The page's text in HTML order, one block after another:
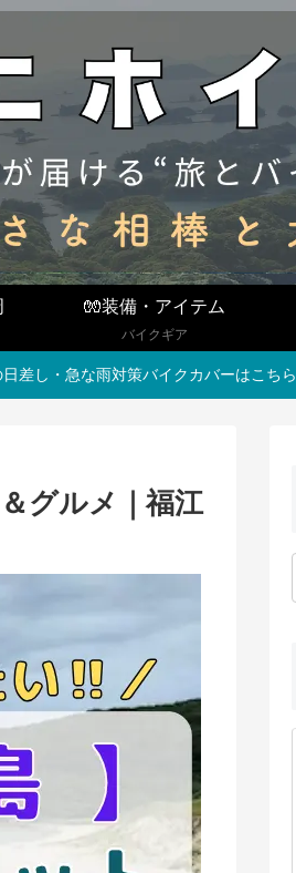
🧤装備・アイテム
バイクギア
差し・急な雨対策バイクカバーはこちら
グルメ｜福江